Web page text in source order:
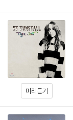
미리듣기